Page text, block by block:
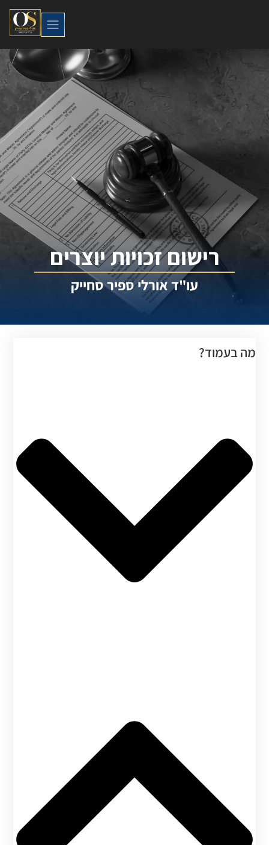
רישום זכויות יוצרים
עו"ד אורלי ספיר סחייק
בעמוד?